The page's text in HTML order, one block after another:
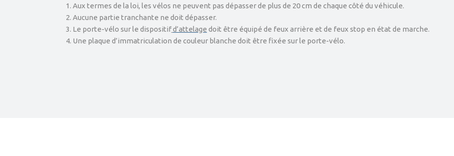
Aux termes de la loi, les vélos ne peuvent pas dépasser de plus de 20 cm de chaque côté du véhicule.
Aucune partie tranchante ne doit dépasser.
Le porte-vélo sur le dispositifd’attelage doit être équipé de feux arrière et de feux stop en état de marche.
Une plaque d’immatriculation de couleur blanche doit être fixée sur le porte-vélo.